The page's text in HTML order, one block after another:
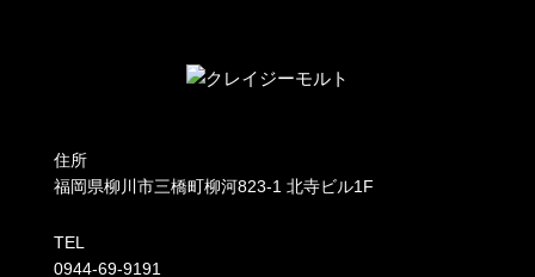
住所
福岡県柳川市三橋町柳河823-1 北寺ビル1F
TEL
0944-69-9191